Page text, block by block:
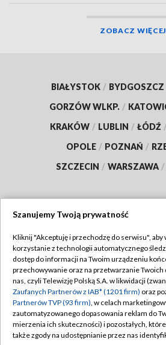
ZOBACZ WIĘCEJ
BIAŁYSTOK / BYDGOSZCZ
GORZÓW WLKP. /
KRAKÓW / LUBLIN / ŁÓDŹ
OPOLE / POZNAŃ /
SZCZECIN / WARSZAWA /
TVP
Abonament TVP
Emisja w TVP
Centrum informacji TVP
Naziemna Telewizja Cyfrowa
Regulamin
Polityka
Moje zgody
Pomoc
Szanujemy Twoją prywatność
Kliknij "Akceptuję i przechodzę do serwisu", aby
korzystanie z technologii automatycznego
dostęp do informacji na Twoim urządzeniu
przechowywanie oraz na przetwarzanie Twoich
nas, czyli Telewizję Polską S.A. w likwidacji
Zaufanych Partnerów z IAB* (1201 firm) oraz
Partnerów TVP (93 firm), w celach
zautomatyzowanego dopasowania reklam do
mierzenia ich skuteczności) i pozostałych,
także zgody na udostępnianie przez nas